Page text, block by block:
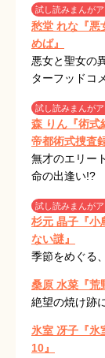
試し読みまんがア
愁堂 れな『悪
めば』
悪女と聖女の
ターフッドコ
試し読みまんがア
森 りん『術
帝都術式捜査録
無才のエリー
命の出逢い!?
試し読みまんがア
杉元 晶子『小
ない謎』
季節をめぐる
桑原 水菜『
絶望の焼け跡
氷室 冴子『
10』